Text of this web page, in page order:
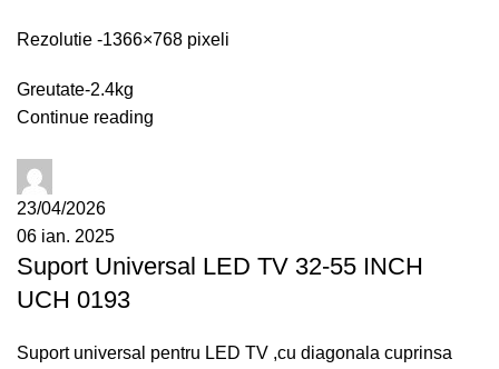
Rezolutie -1366×768 pixeli
Greutate-2.4kg
Continue reading
23/04/2026
06 ian. 2025
Suport Universal LED TV 32-55 INCH
UCH 0193
Suport universal pentru LED TV ,cu diagonala cuprinsa